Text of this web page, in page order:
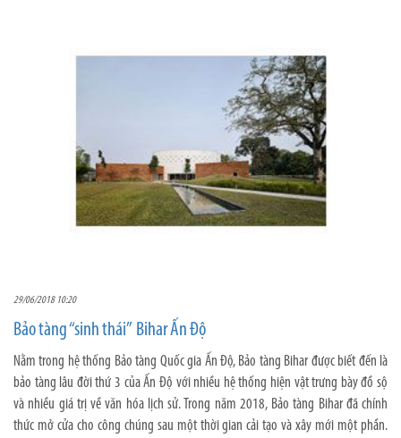
29/06/2018 10:20
Bảo tàng “sinh thái” Bihar Ấn Độ
Nằm trong hệ thống Bảo tàng Quốc gia Ấn Độ, Bảo tàng Bihar được biết đến là
bảo tàng lâu đời thứ 3 của Ấn Độ với nhiều hệ thống hiện vật trưng bày đồ sộ
và nhiều giá trị về văn hóa lịch sử. Trong năm 2018, Bảo tàng Bihar đã chính
thức mở cửa cho công chúng sau một thời gian cải tạo và xây mới một phần.